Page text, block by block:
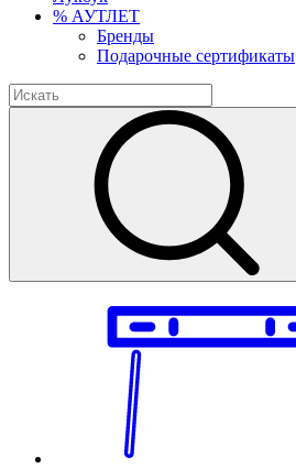
% АУТЛЕТ
Бренды
Подарочные сертификаты